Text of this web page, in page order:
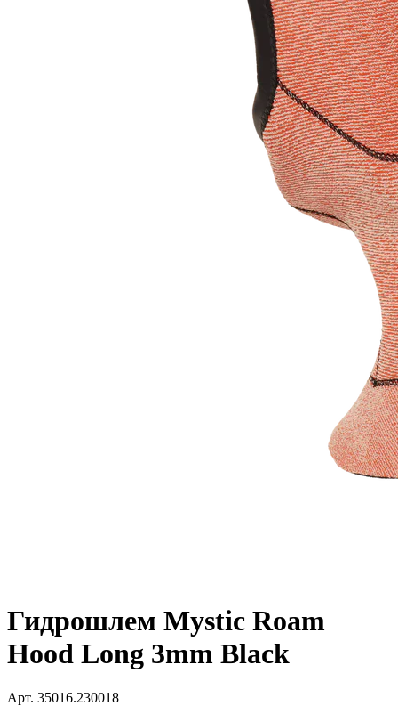
Гидрошлем Mystic Roam
Hood Long 3mm Black
Арт. 35016.230018